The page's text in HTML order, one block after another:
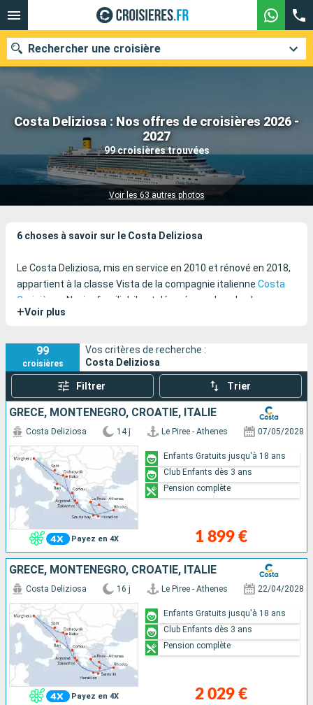
Costa Deliziosa : Nos offres de croisières 2026 -
2027
99 croisières trouvées
Voir les 63 autres photos
Rechercher une croisière
Nos destinations
Mois de départ
Compagnies
6 choses à savoir sur le Costa Deliziosa
Le Costa Deliziosa, mis en service en 2010 et rénové en 2018,
appartient à la classe Vista de la compagnie italienne Costa
Croisières
. Navire familial, il est décoré avec les plus beaux
éléments du design italien.
+Voir plus
99
croisières
Vos critères de recherche :
Costa Deliziosa
Filtrer Trier
GRÈCE, MONTENEGRO, CROATIE, ITALIE
Payez en 4X
Costa Deliziosa 14 j Le Piree - Athenes 07/05/2028
1 899 €
Enfants Gratuits jusqu'à 18 ans
Club Enfants dès 3 ans
Pension complète
GRÈCE, MONTENEGRO, CROATIE, ITALIE
Payez en 4X
Costa Deliziosa 16 j Le Piree - Athenes 22/04/2028
2 029 €
Enfants Gratuits jusqu'à 18 ans
Club Enfants dès 3 ans
Pension complète